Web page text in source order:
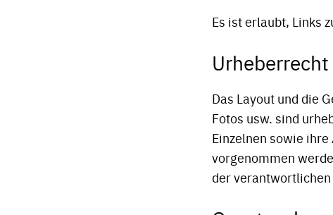
Es ist erlaubt, Links
Urheberrecht
Das Layout und die
Fotos usw. sind
Einzelnen sowie
vorgenommen
der